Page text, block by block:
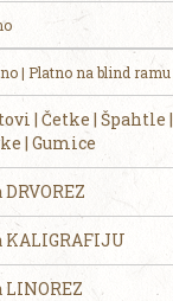
| Platno na blind ramu
| Četke | Špahtle |
| Gumice